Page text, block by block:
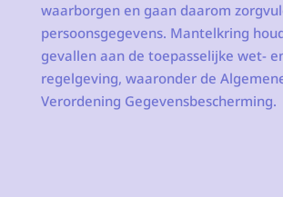
waarborgen en gaan daarom
persoonsgegevens. Mantelkring
gevallen aan de toepasselijke wet-
regelgeving, waaronder de
Verordening Gegevensbescherming.